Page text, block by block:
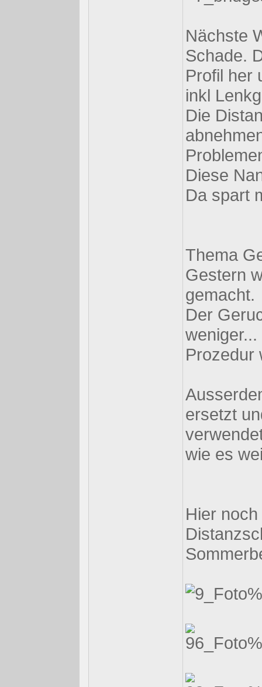
Nächste
Schade.
Profil her
inkl
Die
Diese
Da spart
Thema
Gestern
gemacht.
Der
Prozedur
ersetzt
wie es
Hier